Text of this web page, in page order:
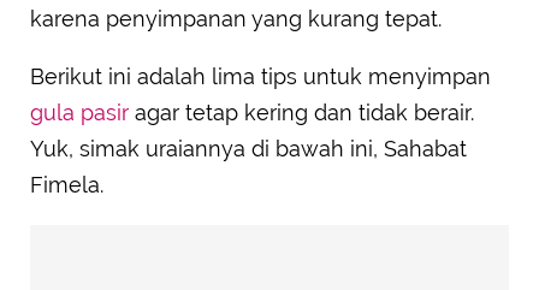
karena penyimpanan yang kurang tepat.
Berikut ini adalah lima tips untuk menyimpan
gula pasir agar tetap kering dan tidak berair.
Yuk, simak uraiannya di bawah ini, Sahabat
Fimela.